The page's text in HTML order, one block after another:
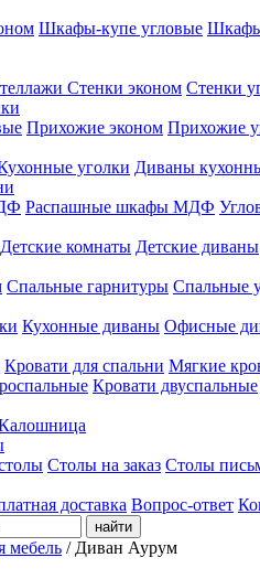
Шкафы-купе угловые
Стенки эконом Стенки
Прихожие эконом Прихожие
уголки Диваны
Распашные шкафы МДФ
Детские комнаты Детские диваны
Спальные гарнитуры Спальные
Кухонные диваны Офисные
Кровати для спальни Мягкие
Кровати двуспальные
Столы на заказ Столы
доставка Вопрос-ответ
найти
мебель / Диван Аурум